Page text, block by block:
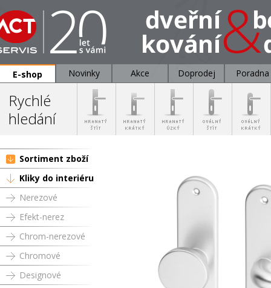
E-shop Novinky Akce Doprodej Poradna
Rychlé
hledání
Sortiment zboží
Kliky do interiéru
Nerezové
Efekt-nerez
Chrom-nerezové
Chromové
Designové